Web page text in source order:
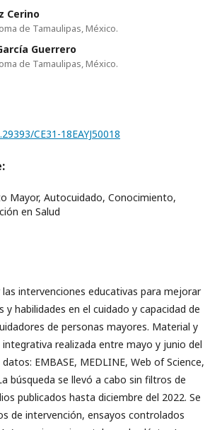
Cerino
de Tamaulipas, México.
Guerrero
de Tamaulipas, México.
CE31-18EAYJ50018
Mayor, Autocuidado, Conocimiento,
en Salud
intervenciones educativas para mejorar
habilidades en el cuidado y capacidad de
de personas mayores. Material y
realizada entre mayo y junio del
EMBASE, MEDLINE, Web of Science,
búsqueda se llevó a cabo sin filtros de
publicados hasta diciembre del 2022. Se
de intervención, ensayos controlados